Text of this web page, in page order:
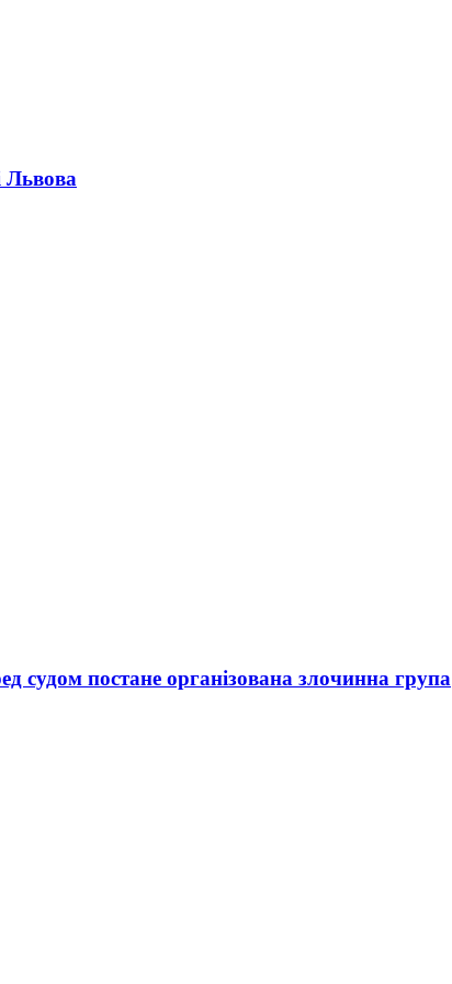
Львова
судом постане організована злочинна група